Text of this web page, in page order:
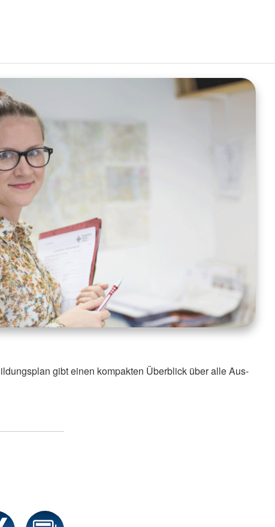
gibt einen kompakten Überblick über alle Aus-